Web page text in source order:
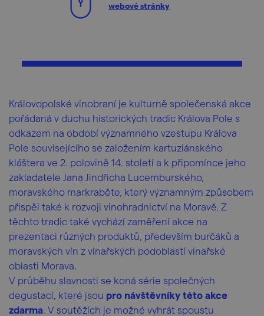
webové stránky
Královopolské vinobraní je kulturně společenská akce
pořádaná v duchu historických tradic Králova Pole s
odkazem na období významného vzestupu Králova
Pole souvisejícího se založením kartuziánského
kláštera ve 2. polovině 14. století a k připomínce jeho
zakladatele Jana Jindřicha Lucemburského,
moravského markraběte, který významným způsobem
přispěl také k rozvoji vinohradnictví na Moravě. Z
těchto tradic také vychází zaměření akce na
prezentaci různých produktů, především burčáků a
moravských vín z vinařských podoblastí vinařské
oblasti Morava.
V průběhu slavnosti se koná série společných
degustací, které jsou pro návštěvníky této akce
zdarma. V soutěžích je možné vyhrát spoustu